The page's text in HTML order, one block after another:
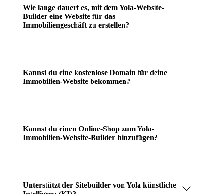
Wie lange dauert es, mit dem Yola-Website-
Builder eine Website für das
Immobiliengeschäft zu erstellen?
Kannst du eine kostenlose Domain für deine
Immobilien-Website bekommen?
Kannst du einen Online-Shop zum Yola-
Immobilien-Website-Builder hinzufügen?
Unterstützt der Sitebuilder von Yola künstliche